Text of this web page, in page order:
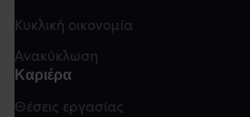
Κυκλική οικονομία
Ανακύκλωση
Καριέρα
Θέσεις εργασίας